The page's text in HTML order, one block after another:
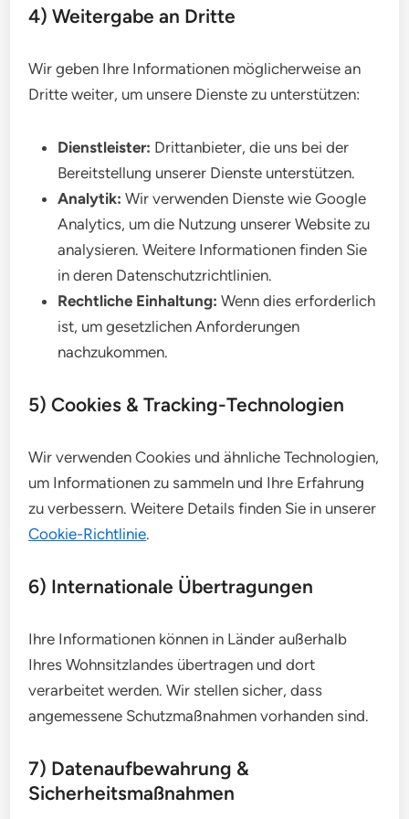
4) Weitergabe an Dritte
Wir geben Ihre Informationen möglicherweise an
Dritte weiter, um unsere Dienste zu unterstützen:
Dienstleister: Drittanbieter, die uns bei der
Bereitstellung unserer Dienste unterstützen.
Analytik: Wir verwenden Dienste wie Google
Analytics, um die Nutzung unserer Website zu
analysieren. Weitere Informationen finden Sie
in deren Datenschutzrichtlinien.
Rechtliche Einhaltung: Wenn dies erforderlich
ist, um gesetzlichen Anforderungen
nachzukommen.
5) Cookies & Tracking-Technologien
Wir verwenden Cookies und ähnliche Technologien,
um Informationen zu sammeln und Ihre Erfahrung
zu verbessern. Weitere Details finden Sie in unserer
Cookie-Richtlinie.
6) Internationale Übertragungen
Ihre Informationen können in Länder außerhalb
Ihres Wohnsitzlandes übertragen und dort
verarbeitet werden. Wir stellen sicher, dass
angemessene Schutzmaßnahmen vorhanden sind.
7) Datenaufbewahrung &
Sicherheitsmaßnahmen